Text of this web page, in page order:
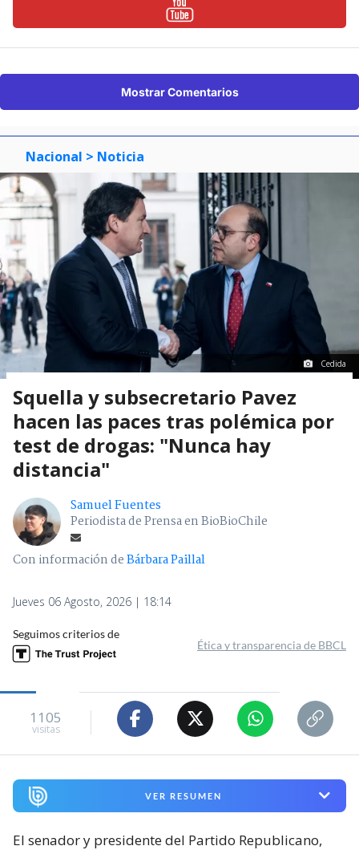
Mostrar Comentarios
Nacional > Noticia
Cedida
Squella y subsecretario Pavez
hacen las paces tras polémica por
test de drogas: "Nunca hay
distancia"
Samuel Fuentes
Periodista de Prensa en BioBioChile
Con información deBárbara Paillal
Jueves 06 Agosto, 2026 | 18:14
Seguimos criterios de
Ética y transparencia de BBCL
1105
visitas
VER RESUMEN
El senador y presidente del Partido Republicano,